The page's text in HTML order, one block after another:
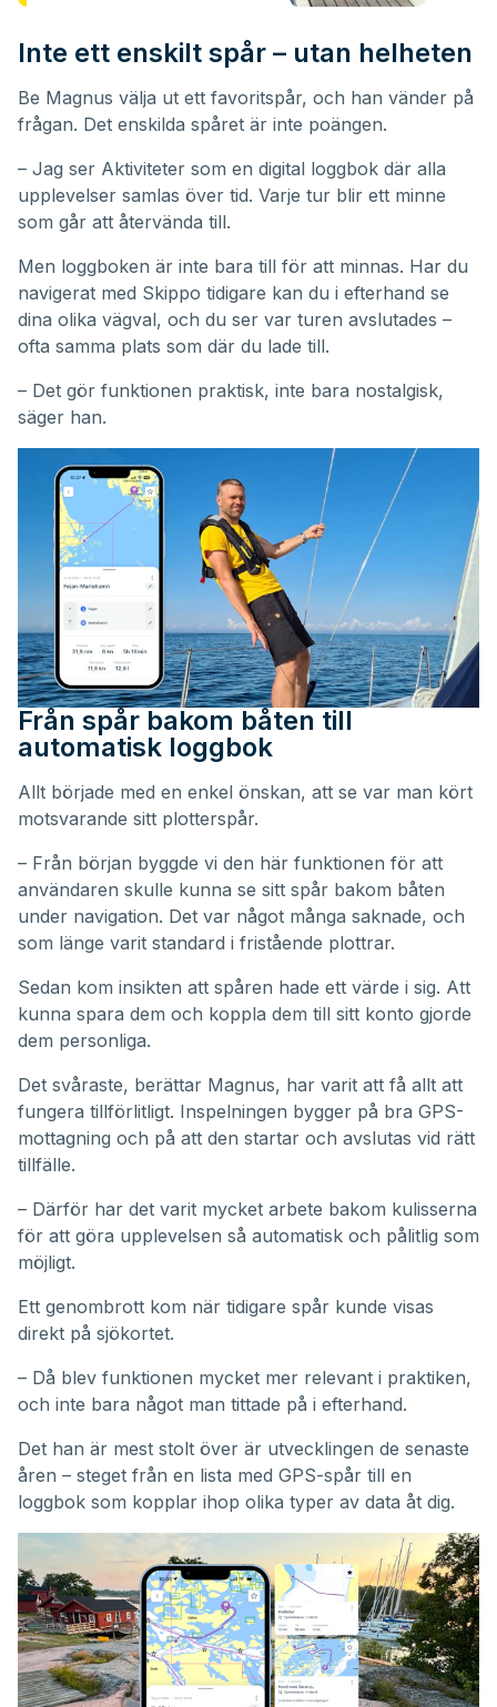
Inte ett enskilt spår – utan helheten
Be Magnus välja ut ett favoritspår, och han vänder på
frågan. Det enskilda spåret är inte poängen.
– Jag ser Aktiviteter som en digital loggbok där alla
upplevelser samlas över tid. Varje tur blir ett minne
som går att återvända till.
Men loggboken är inte bara till för att minnas. Har du
navigerat med Skippo tidigare kan du i efterhand se
dina olika vägval, och du ser var turen avslutades –
ofta samma plats som där du lade till.
– Det gör funktionen praktisk, inte bara nostalgisk,
säger han.
Från spår bakom båten till
automatisk loggbok
Allt började med en enkel önskan, att se var man kört
motsvarande sitt plotterspår.
– Från början byggde vi den här funktionen för att
användaren skulle kunna se sitt spår bakom båten
under navigation. Det var något många saknade, och
som länge varit standard i fristående plottrar.
Sedan kom insikten att spåren hade ett värde i sig. Att
kunna spara dem och koppla dem till sitt konto gjorde
dem personliga.
Det svåraste, berättar Magnus, har varit att få allt att
fungera tillförlitligt. Inspelningen bygger på bra GPS-
mottagning och på att den startar och avslutas vid rätt
tillfälle.
– Därför har det varit mycket arbete bakom kulisserna
för att göra upplevelsen så automatisk och pålitlig som
möjligt.
Ett genombrott kom när tidigare spår kunde visas
direkt på sjökortet.
– Då blev funktionen mycket mer relevant i praktiken,
och inte bara något man tittade på i efterhand.
Det han är mest stolt över är utvecklingen de senaste
åren – steget från en lista med GPS-spår till en
loggbok som kopplar ihop olika typer av data åt dig.